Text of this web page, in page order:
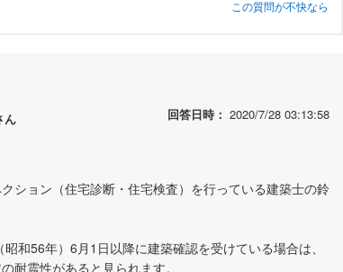
この質問が不快なら
ん 回答日時： 2020/7/28 03:13:58
ション（住宅診断・住宅検査）を行っている建築士の鈴
和56年）6月1日以降に建築確認を受けている場合は、
耐震性があると見られます。